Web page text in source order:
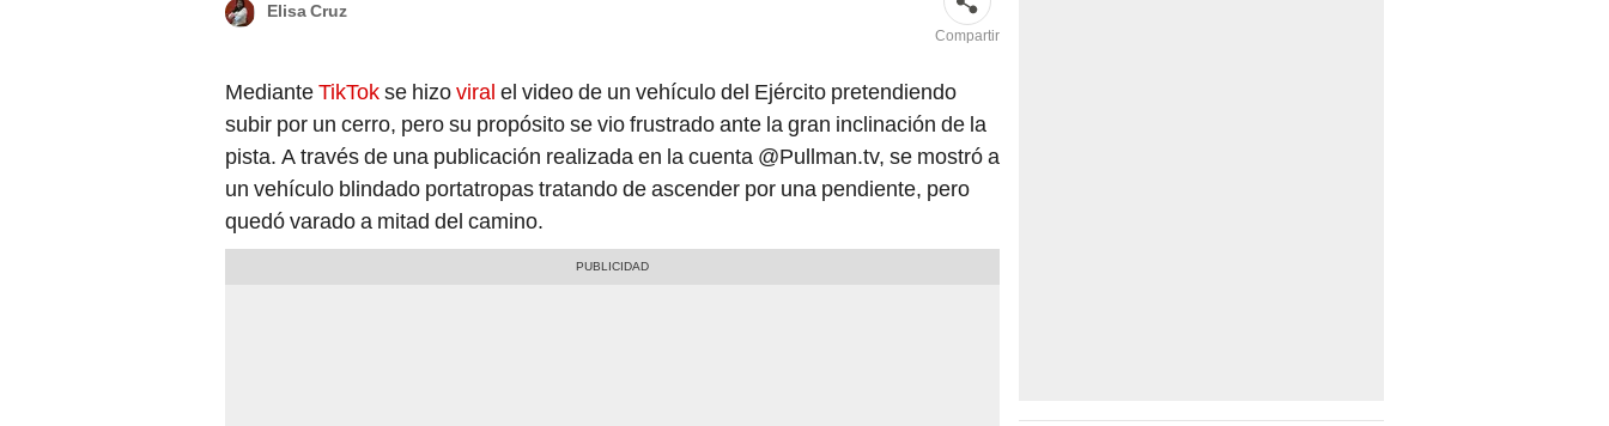
Elisa Cruz
Compartir
MedianteTikTokse hizoviral el video de un vehículo del Ejército pretendiendo
subir por un cerro, pero su propósito se vio frustrado ante la gran inclinación de la
pista. A través de una publicación realizada en la cuenta @Pullman.tv, se mostró a
un vehículo blindado portatropas tratando de ascender por una pendiente, pero
quedó varado a mitad del camino.